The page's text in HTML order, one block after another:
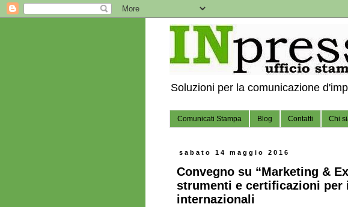
Soluzioni per la comunicazione
Comunicati Stampa Blog Contatti Chi
sabato 14 maggio 2016
Convegno su “Marketing &
strumenti e certificazioni per
internazionali